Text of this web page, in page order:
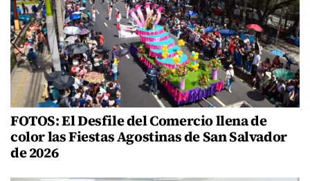
FOTOS: El Desfile del Comercio llena de
color las Fiestas Agostinas de San Salvador
de 2026